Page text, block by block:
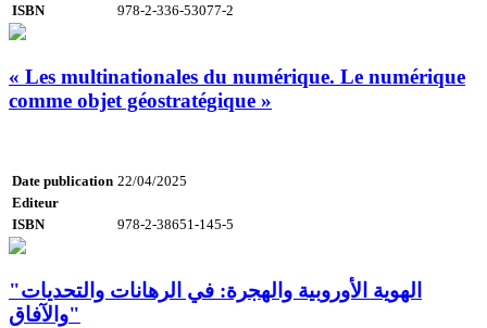
ISBN
978-2-336-53077-2
« Les multinationales du numérique. Le numérique
comme objet géostratégique »
Date publication 22/04/2025
Editeur
ISBN
978-2-38651-145-5
"الهوية الأوروبية والهجرة: في الرهانات والتحديات
والآفاق"